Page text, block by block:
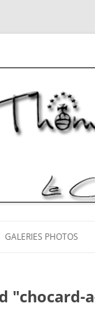
GALERIES PHOTOS
"chocard-